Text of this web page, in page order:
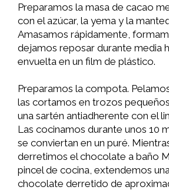
Preparamos la masa de cacao
con el azúcar, la yema y la
Amasamos rápidamente,
dejamos reposar durante media
envuelta en un film de plástico.
Preparamos la compota.
las cortamos en trozos
una sartén antiadherente con el
Las cocinamos durante unos 10
se conviertan en un puré.
derretimos el chocolate a baño
pincel de cocina, extendemos
chocolate derretido de